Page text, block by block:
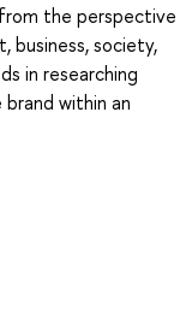
the perspective
business, society,
in researching
within an